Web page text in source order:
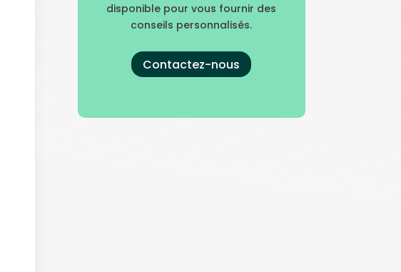
disponible pour vous fournir des
conseils personnalisés.
Contactez-nous